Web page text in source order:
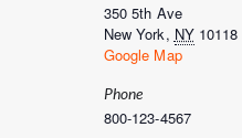
350 5th Ave
New York, NY 10118
Google Map
Phone
800-123-4567